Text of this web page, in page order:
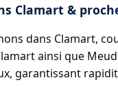
Clamart &
dans Clamart,
ainsi que
garantissant